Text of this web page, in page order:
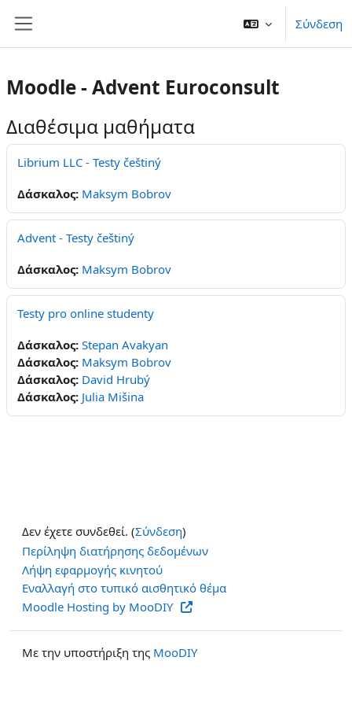
Σύνδεση
Moodle - Advent Euroconsult
Διαθέσιμα μαθήματα
Librium LLC - Testy češtiný
Δάσκαλος: Maksym Bobrov
Advent - Testy češtiný
Δάσκαλος: Maksym Bobrov
Testy pro online studenty
Δάσκαλος: Stepan Avakyan
Δάσκαλος: Maksym Bobrov
Δάσκαλος: David Hrubý
Δάσκαλος: Julia Mišina
Δεν έχετε συνδεθεί. (Σύνδεση)
Περίληψη διατήρησης δεδομένων
Λήψη εφαρμογής κινητού
Εναλλαγή στο τυπικό αισθητικό θέμα
Moodle Hosting by MooDIY
Με την υποστήριξη της MooDIY